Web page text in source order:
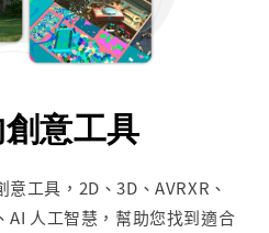
意工具
工具，2D、3D、AVRXR、
AI 人工智慧，幫助您找到適合